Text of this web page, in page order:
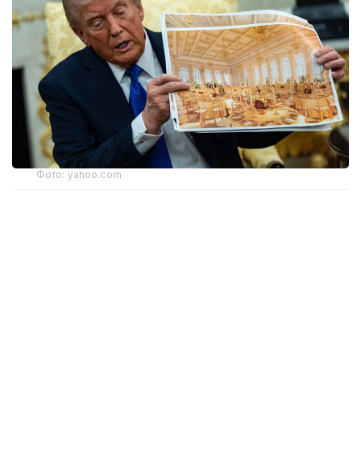
Фото: yahoo.com